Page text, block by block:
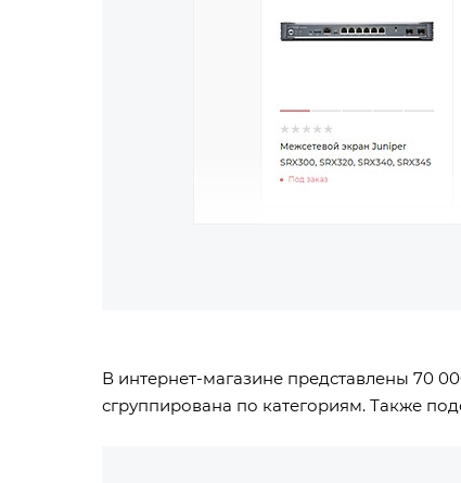
В интернет-магазине представлены 70
сгруппирована по категориям. Также